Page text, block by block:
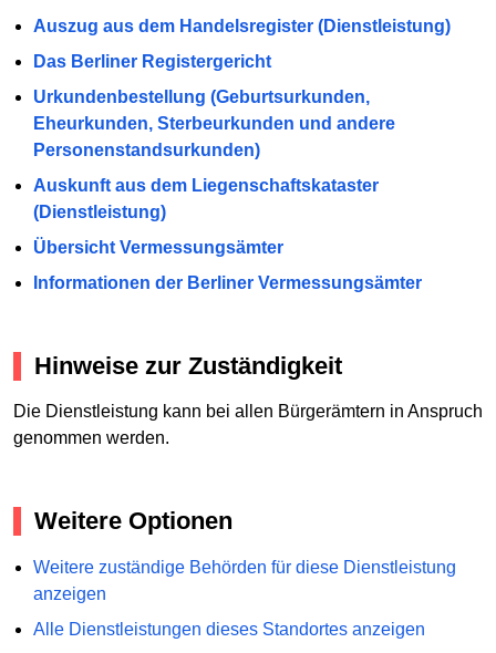
Auszug aus dem Handelsregister (Dienstleistung)
Das Berliner Registergericht
Urkundenbestellung (Geburtsurkunden,
Eheurkunden, Sterbeurkunden und andere
Personenstandsurkunden)
Auskunft aus dem Liegenschaftskataster
(Dienstleistung)
Übersicht Vermessungsämter
Informationen der Berliner Vermessungsämter
Hinweise zur Zuständigkeit
Die Dienstleistung kann bei allen Bürgerämtern in Anspruch
genommen werden.
Weitere Optionen
Weitere zuständige Behörden für diese Dienstleistung
anzeigen
Alle Dienstleistungen dieses Standortes anzeigen